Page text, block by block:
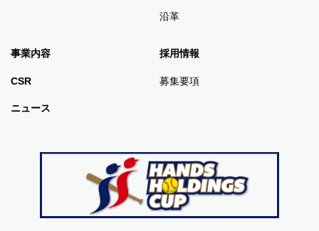
沿革
事業内容
CSR
ニュース
採用情報
募集要項